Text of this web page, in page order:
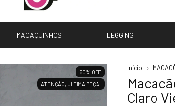
MACAQUINHOS LEGGING
50% OFF
ATENÇÃO, ÚLTIMA PEÇA!
Início
Claro